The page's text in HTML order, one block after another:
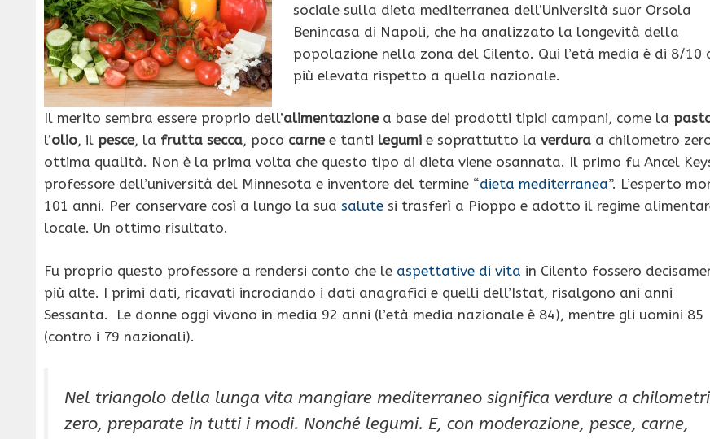
sociale sulla dieta mediterranea dell’Università suor Orsola
Benincasa di Napoli, che ha analizzato la longevità della
popolazione nella zona del Cilento. Qui l’età media è di 8/10
più elevata rispetto a quella nazionale.
Il merito sembra essere proprio dell’alimentazionea base dei prodotti tipici campani, come la
l’olio, il pesce, la frutta secca, poco carnee tanti legumi e soprattutto la verdura a chilometro
ottima qualità. Non è la prima volta che questo tipo di dieta viene osannata. Il primo fu Ancel
professore dell’università del Minnesota e inventore del termine “dieta mediterranea”. L’esperto
101 anni. Per conservare così a lungo la sua salute si trasferì a Pioppo e adotto il regime
locale. Un ottimo risultato.
Fu proprio questo professore a rendersi conto che le aspettative di vita in Cilento fossero
più alte. I primi dati, ricavati incrociando i dati anagrafici e quelli dell’Istat, risalgono ani anni
Sessanta. Le donne oggi vivono in media 92 anni (l’età media nazionale è 84), mentre gli uomini 85
(contro i 79 nazionali).
Nel triangolo della lunga vita mangiare mediterraneo significa verdure a chilometri
zero, preparate in tutti i modi. Nonché legumi. E, con moderazione, pesce, carne,